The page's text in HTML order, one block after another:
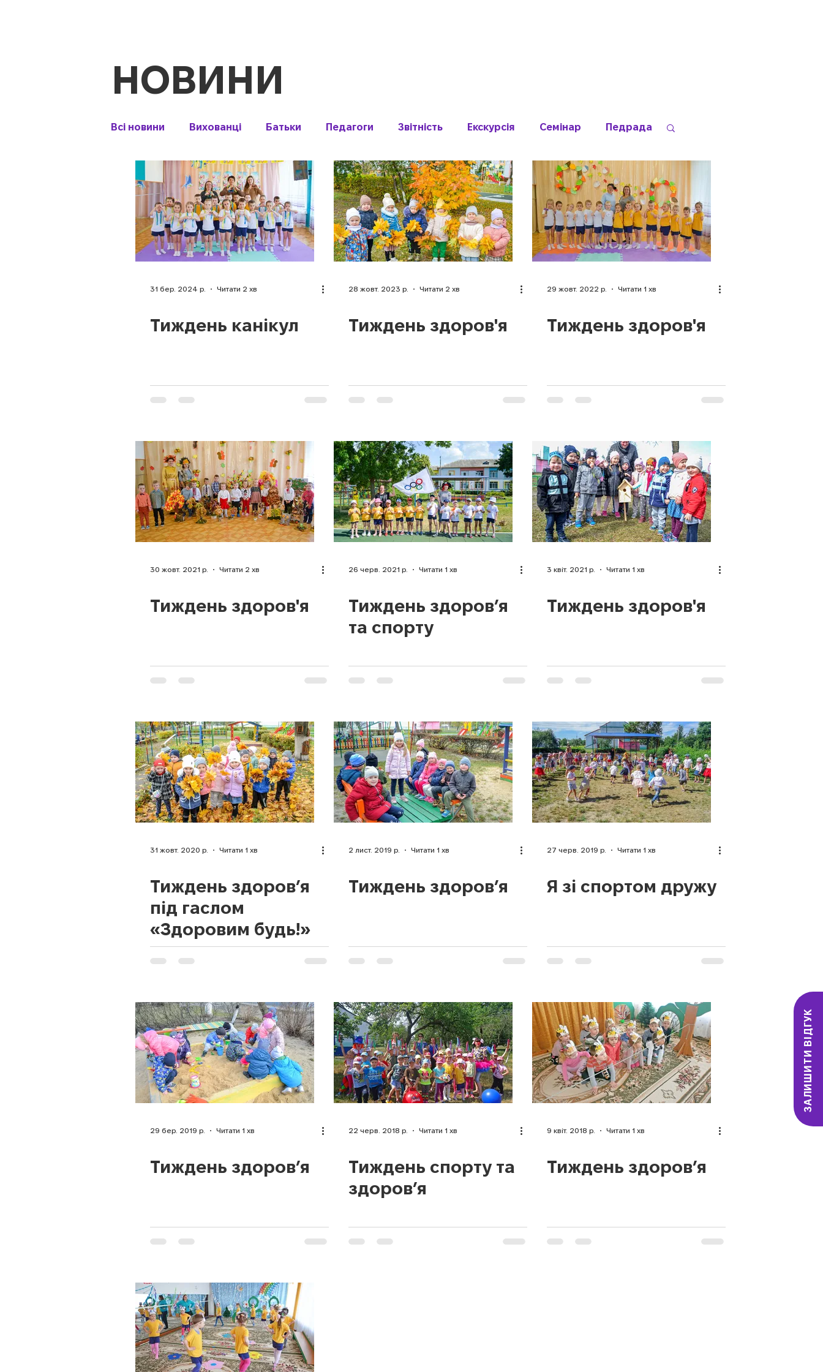
ЗАЛИШИТИ ВІДГУК
НОВИНИ
Всі новини Вихованці Батьки Педагоги Звітність Екскурсія Семінар Педрада
Тиждень права День відкритих дверей Тиждень безпеки Тиждень здоров'я
Майстер-клас
31 бер. 2024 р. Читати 2 хв
Тиждень канікул
28 жовт. 2023 р. Читати 2 хв
Тиждень здоров'я
29 жовт. 2022 р. Читати 1 хв
Тиждень здоров'я
30 жовт. 2021 р. Читати 2 хв
Тиждень здоров'я
26 черв. 2021 р. Читати 1 хв
Тиждень здоров’я
та спорту
3 квіт. 2021 р. Читати 1 хв
Тиждень здоров'я
31 жовт. 2020 р. Читати 1 хв
Тиждень здоров’я
під гаслом
«Здоровим будь!»
2 лист. 2019 р. Читати 1 хв
Тиждень здоров’я
27 черв. 2019 р. Читати 1 хв
Я зі спортом дружу
29 бер. 2019 р. Читати 1 хв
Тиждень здоров’я
22 черв. 2018 р. Читати 1 хв
Тиждень спорту та
здоров’я
9 квіт. 2018 р. Читати 1 хв
Тиждень здоров’я